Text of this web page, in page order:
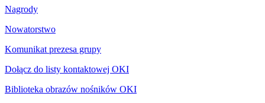
Nagrody
Nowatorstwo
Komunikat prezesa grupy
Dołącz do listy kontaktowej OKI
Biblioteka obrazów nośników OKI